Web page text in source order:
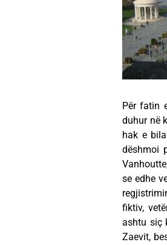
Për fatin
duhur në
hak e
dëshmoi
se edhe
fiktiv,
ashtu siç
Zaevit,